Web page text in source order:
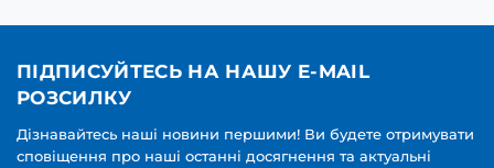
ПІДПИСУЙТЕСЬ НА НАШУ E-MAIL
РОЗСИЛКУ
Дізнавайтесь наші новини першими! Ви будете отримувати
сповіщення про наші останні досягнення та актуальні